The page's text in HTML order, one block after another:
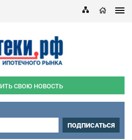
СВОЮ НОВОСТЬ
ПОДПИСАТЬСЯ